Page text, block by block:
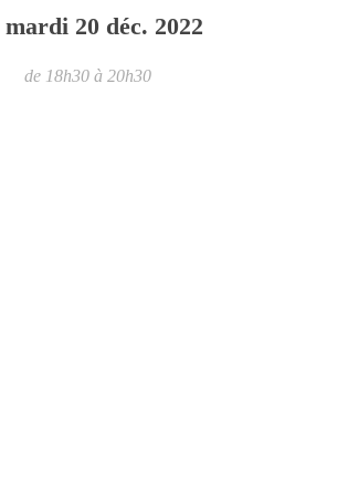
mardi 20 déc. 2022
de 18h30 à 20h30